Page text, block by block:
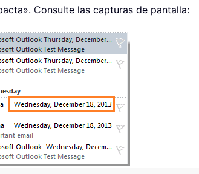
Consulte las capturas de pantalla: